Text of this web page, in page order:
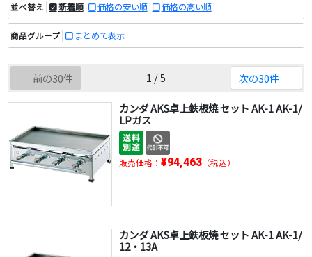
並べ替え 新着順 価格の安い順 価格の高い順
商品グループ まとめて表示
前の30件 1 / 5 次の30件
カンダ AKS卓上鉄板焼 セット AK-1 AK-1/
LPガス
販売価格： ¥94,463（税込）
カンダ AKS卓上鉄板焼 セット AK-1 AK-1/
12・13A